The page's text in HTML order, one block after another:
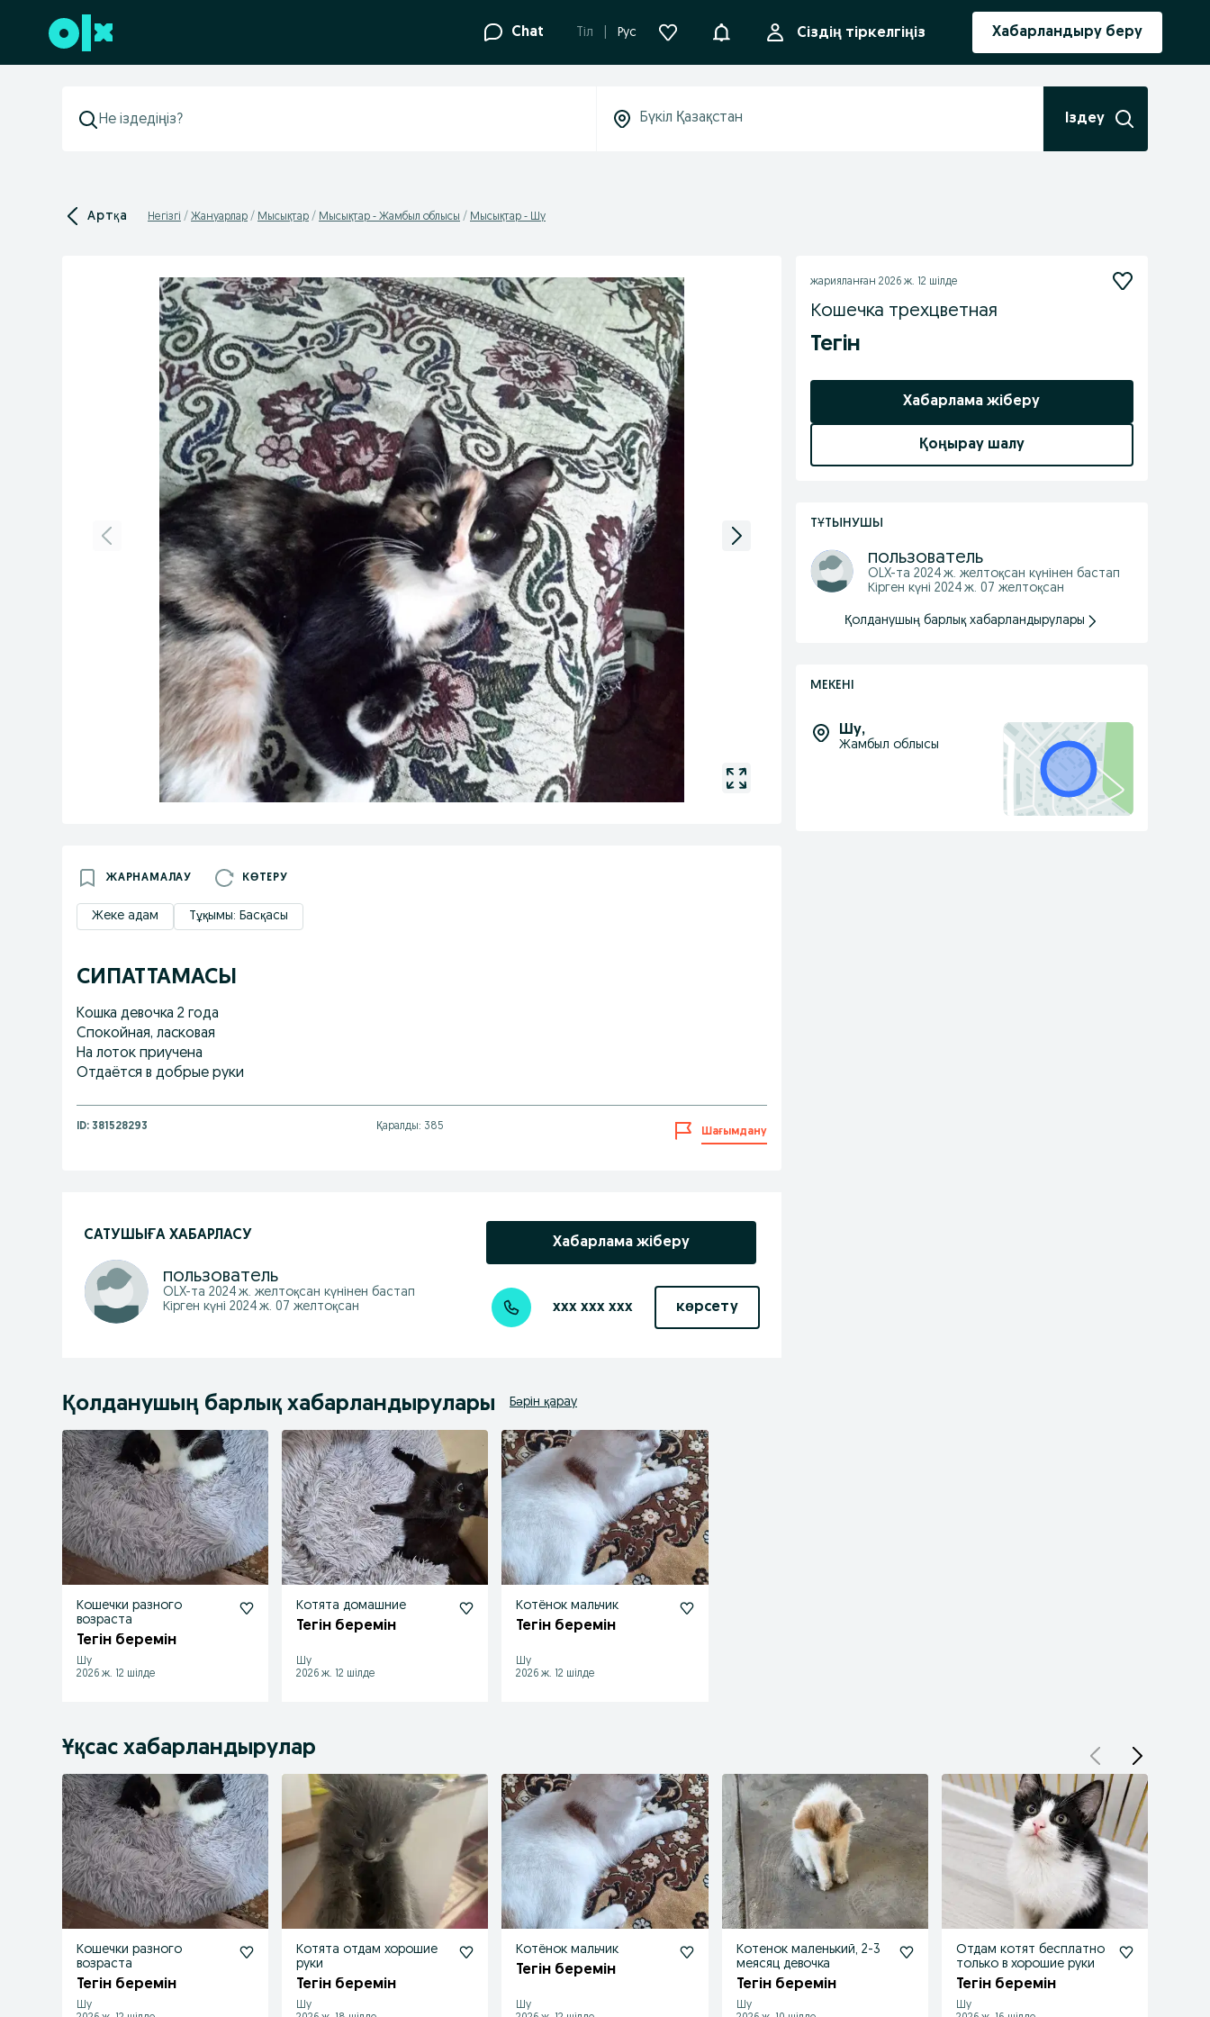
Төменгі деректемеге өту Chat Tіл Рус АқпараттандыруСіздің тіркелгіңіз Хабарландыру беру
Іздеу
Артқа Негізгі Жануарлар Мысықтар Мысықтар - Жамбыл облысы Мысықтар - Шу
ЖАРНАМАЛАУ КӨТЕРУ
Жеке адам Тұқымы: Басқасы
СИПАТТАМАСЫ
Кошка девочка 2 года
Спокойная, ласковая
На лоток приучена
Отдаётся в добрые руки
ID: 381528293 Қаралды: 385 Шағымдану
САТУШЫҒА ХАБАРЛАСУ
пользователь
OLX-та 2024 ж. желтоқсан күнінен бастап
Кірген күні 2024 ж. 07 желтоқсан
Хабарлама жіберу
xxx xxx xxx көрсету
жарияланған 2026 ж. 12 шілде
Кошечка трехцветная
Тегін
Хабарлама жіберу
Қоңырау шалу
ТҰТЫНУШЫ
пользователь
OLX-та 2024 ж. желтоқсан күнінен бастап
Кірген күні 2024 ж. 07 желтоқсан
Қолданушың барлық хабарландырулары
МЕКЕНІ
Шу,
Жамбыл облысы
Қолданушың барлық хабарландырулары Бәрін қарау
Кошечки разного
возраста
Тегін беремін
Шу
2026 ж. 12 шілде
Котята домашние
Тегін беремін
Шу
2026 ж. 12 шілде
Котёнок мальчик
Тегін беремін
Шу
2026 ж. 12 шілде
Ұқсас хабарландырулар
Кошечки разного
возраста
Тегін беремін
Шу
Котята отдам хорошие
руки
Тегін беремін
Шу
Котёнок мальчик
Тегін беремін
Шу
Котенок маленький, 2-3
меясяц девочка
Тегін беремін
Шу
Отдам котят бесплатно
только в хорошие руки
Тегін беремін
Шу